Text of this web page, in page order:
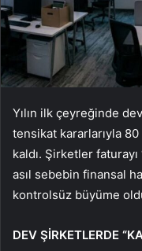
Yılın ilk çeyreğinde
tensikat kararlarıyla
kaldı. Şirketler
asıl sebebin finansal
kontrolsüz büyüme
DEV ŞİRKETLERDE